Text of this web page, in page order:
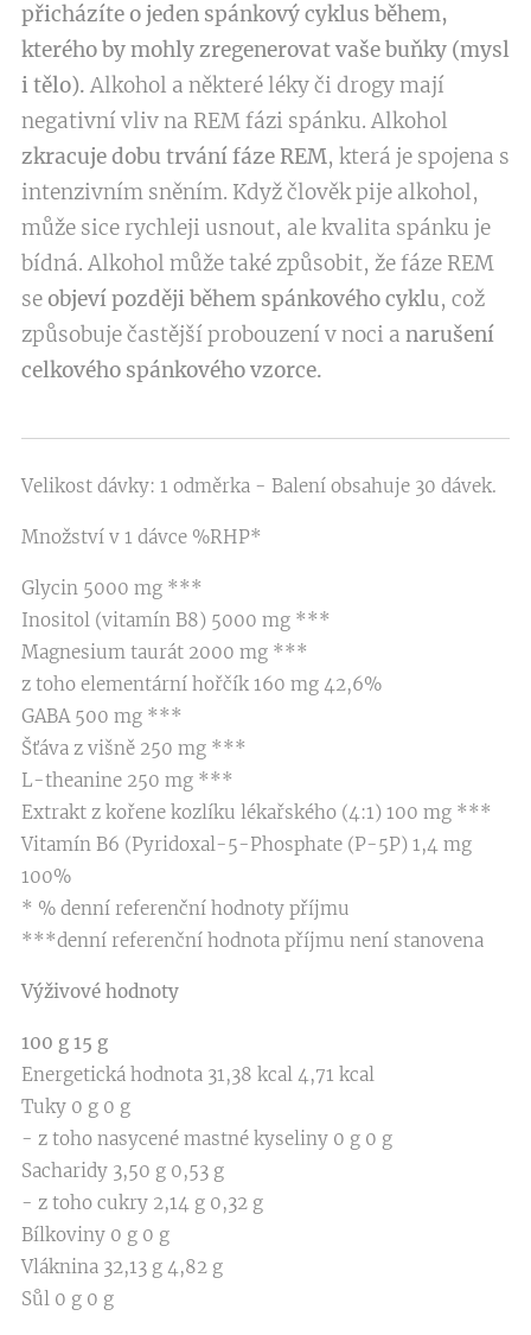
přicházíte o jeden spánkový cyklus během,
kterého by mohly zregenerovat vaše buňky (mysl
i tělo). Alkohol a některé léky či drogy mají
negativní vliv na REM fázi spánku. Alkohol
zkracuje dobu trvání fáze REM, která je spojena s
intenzivním sněním. Když člověk pije alkohol,
může sice rychleji usnout, ale kvalita spánku je
bídná. Alkohol může také způsobit, že fáze REM
se objeví později během spánkového cyklu, což
způsobuje častější probouzení v noci a narušení
celkového spánkového vzorce.
Velikost dávky: 1 odměrka - Balení obsahuje 30 dávek.
Množství v 1 dávce %RHP*
Glycin 5000 mg ***
Inositol (vitamín B8) 5000 mg ***
Magnesium taurát 2000 mg ***
z toho elementární hořčík 160 mg 42,6%
GABA 500 mg ***
Šťáva z višně 250 mg ***
L-theanine 250 mg ***
Extrakt z kořene kozlíku lékařského (4:1) 100 mg ***
Vitamín B6 (Pyridoxal-5-Phosphate (P-5P) 1,4 mg
100%
* % denní referenční hodnoty příjmu
***denní referenční hodnota příjmu není stanovena
Výživové hodnoty
100 g 15 g
Energetická hodnota 31,38 kcal 4,71 kcal
Tuky 0 g 0 g
- z toho nasycené mastné kyseliny 0 g 0 g
Sacharidy 3,50 g 0,53 g
- z toho cukry 2,14 g 0,32 g
Bílkoviny 0 g 0 g
Vláknina 32,13 g 4,82 g
Sůl 0 g 0 g